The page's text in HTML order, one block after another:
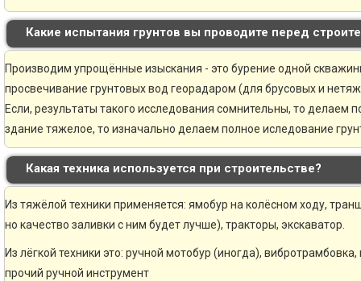
Какие испытания грунтов вы проводите перед
Производим упрощённые изыскания - это бурение одной
просвечивание грунтовых вод георадаром (для брусовых и
Если, результаты такого исследования сомнительны, то делаем
здание тяжелое, то изначально делаем полное иследование
Какая техника используется при строительстве?
Из тяжёлой техники применяется: ямобур на колёсном ходу,
но качество заливки с ним будет лучше), тракторы, экскаватор.
Из лёгкой техники это: ручной мотобур (иногда),
прочий ручной инструмент